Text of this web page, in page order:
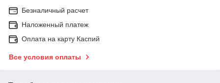
Безналичный расчет
Наложенный платеж
Оплата на карту Каспий
Все условия оплаты